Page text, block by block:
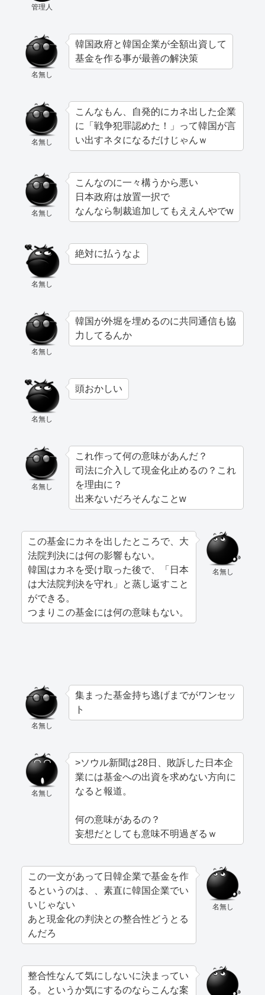
管理人
名無し
韓国政府と韓国企業が全額出資して
基金を作る事が最善の解決策
名無し
こんなもん、自発的にカネ出した企業
に「戦争犯罪認めた！」って韓国が言
い出すネタになるだけじゃんｗ
名無し
こんなのに一々構うから悪い
日本政府は放置一択で
なんなら制裁追加してもええんやでw
名無し
絶対に払うなよ
名無し
韓国が外堀を埋めるのに共同通信も協
力してるんか
名無し
頭おかしい
名無し
これ作って何の意味があんだ？
司法に介入して現金化止めるの？これ
を理由に？
出来ないだろそんなことw
名無し
この基金にカネを出したところで、大
法院判決には何の影響もない。
韓国はカネを受け取った後で、「日本
は大法院判決を守れ」と蒸し返すこと
ができる。
つまりこの基金には何の意味もない。
名無し
集まった基金持ち逃げまでがワンセッ
ト
名無し
>ソウル新聞は28日、敗訴した日本企
業には基金への出資を求めない方向に
なると報道。
何の意味があるの？
妄想だとしても意味不明過ぎるｗ
名無し
この一文があって日韓企業で基金を作
るというのは、、素直に韓国企業でい
いじゃない
あと現金化の判決との整合性どうとる
んだろ
整合性なんて気にしないに決まってい
る。というか気にするのならこんな案